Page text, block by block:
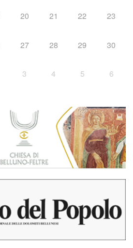
20 21 22 23
27 28 29 30
3 4 5 6